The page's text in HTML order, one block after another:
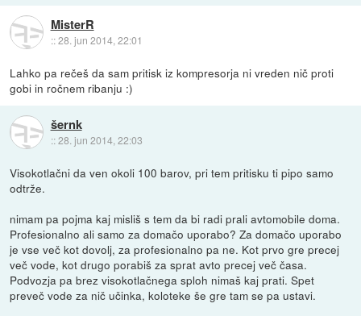
MisterR
::28. jun 2014, 22:01
Lahko pa rečeš da sam pritisk iz kompresorja ni vreden nič proti
gobi in ročnem ribanju :)
šernk
::28. jun 2014, 22:03
Visokotlačni da ven okoli 100 barov, pri tem pritisku ti pipo samo
odtrže.
nimam pa pojma kaj misliš s tem da bi radi prali avtomobile doma.
Profesionalno ali samo za domačo uporabo? Za domačo uporabo
je vse več kot dovolj, za profesionalno pa ne. Kot prvo gre precej
več vode, kot drugo porabiš za sprat avto precej več časa.
Podvozja pa brez visokotlačnega sploh nimaš kaj prati. Spet
preveč vode za nič učinka, koloteke še gre tam se pa ustavi.